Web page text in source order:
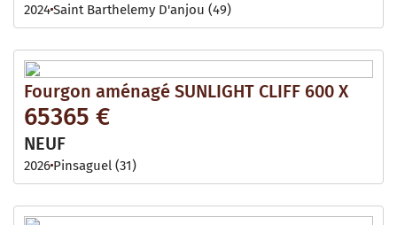
2024Saint Barthelemy D'anjou (49)
Fourgon aménagé SUNLIGHT CLIFF 600 X
65365 €
NEUF
2026 Pinsaguel (31)